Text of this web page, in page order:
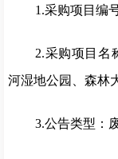
1.采购项目编
2.采购项目名
河湿地公园、森林
3.公告类型：